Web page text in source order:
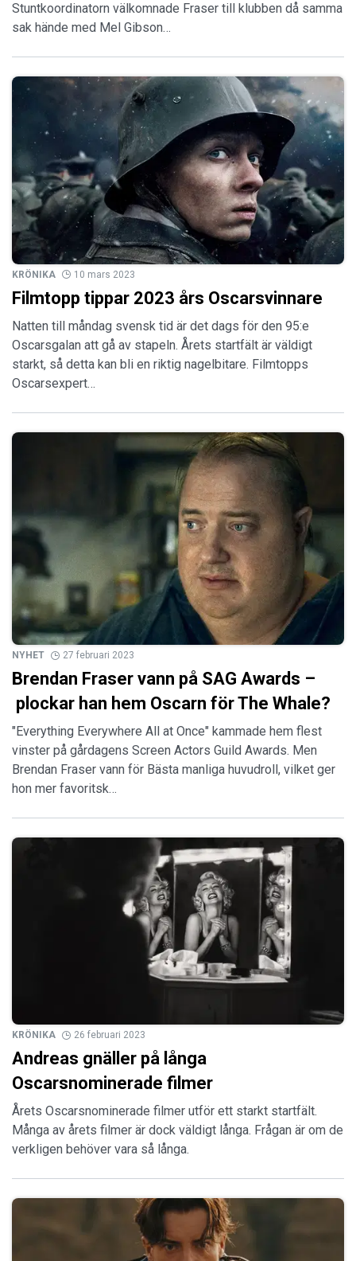
Stuntkoordinatorn välkomnade Fraser till klubben då samma
sak hände med Mel Gibson…
KRÖNIKA 10 mars 2023
Filmtopp tippar 2023 års Oscarsvinnare
Natten till måndag svensk tid är det dags för den 95:e
Oscarsgalan att gå av stapeln. Årets startfält är väldigt
starkt, så detta kan bli en riktig nagelbitare. Filmtopps
Oscarsexpert…
NYHET 27 februari 2023
Brendan Fraser vann på SAG Awards –
plockar han hem Oscarn för The Whale?
"Everything Everywhere All at Once" kammade hem flest
vinster på gårdagens Screen Actors Guild Awards. Men
Brendan Fraser vann för Bästa manliga huvudroll, vilket ger
hon mer favoritsk…
KRÖNIKA 26 februari 2023
Andreas gnäller på långa
Oscarsnominerade filmer
Årets Oscarsnominerade filmer utför ett starkt startfält.
Många av årets filmer är dock väldigt långa. Frågan är om de
verkligen behöver vara så långa.